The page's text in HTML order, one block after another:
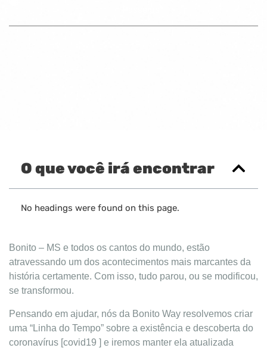
O que você irá encontrar
No headings were found on this page.
Bonito – MS e todos os cantos do mundo, estão
atravessando um dos acontecimentos mais marcantes da
história certamente. Com isso, tudo parou, ou se modificou,
se transformou.
Pensando em ajudar, nós da Bonito Way resolvemos criar
uma “Linha do Tempo” sobre a existência e descoberta do
coronavírus [covid19 ] e iremos manter ela atualizada